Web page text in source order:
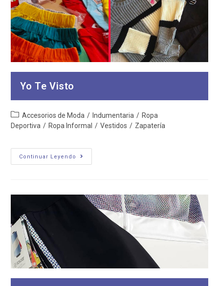
Yo Te Visto
Categoría
de
Accesorios de Moda / Indumentaria / Ropa
Deportiva / Ropa Informal / Vestidos / Zapatería
Continuar Leyendo
Yo
Te